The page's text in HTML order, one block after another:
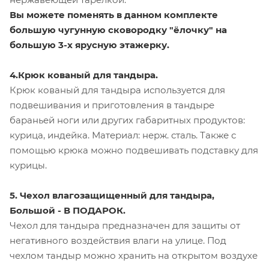
Вы можете поменять в данном комплекте
большую чугунную сковородку "ёлочку" на
большую 3-х ярусную этажерку.
4.Крюк кованый для тандыра.
Крюк кованый для тандыра используется для
подвешивания и приготовления в тандыре
бараньей ноги или других габаритных продуктов:
курица, индейка. Материал: нерж. сталь. Также с
помощью крюка можно подвешивать подставку для
курицы.
5. Чехол влагозащищенный для тандыра,
Большой - В ПОДАРОК.
Чехол для тандыра предназначен для защиты от
негативного воздействия влаги на улице. Под
чехлом тандыр можно хранить на открытом воздухе